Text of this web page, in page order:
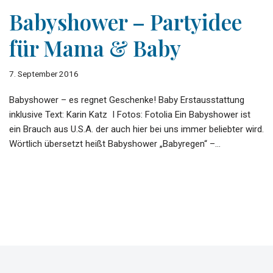
Babyshower – Partyidee
für Mama & Baby
7. September 2016
Babyshower – es regnet Geschenke! Baby Erstausstattung
inklusive Text: Karin Katz I Fotos: Fotolia Ein Babyshower ist
ein Brauch aus U.S.A. der auch hier bei uns immer beliebter wird.
Wörtlich übersetzt heißt Babyshower „Babyregen“ –…